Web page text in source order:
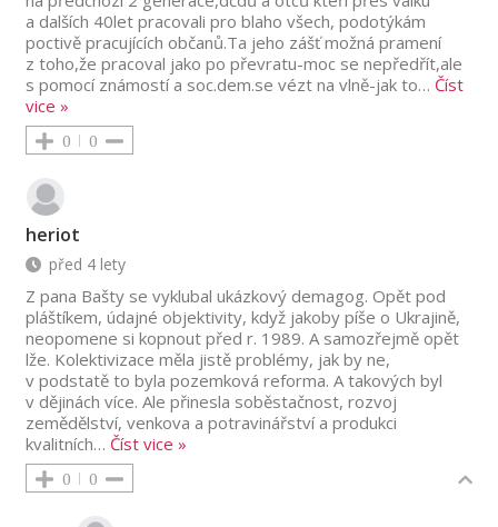
a dalších 40let pracovali pro blaho všech, podotýkám
poctivě pracujících občanů.Ta jeho zášť možná pramení
z toho,že pracoval jako po převratu-moc se nepředřít,ale
s pomocí známostí a soc.dem.se vézt na vlně-jak to… Číst
vice »
0 0
heriot
před 4 lety
Z pana Bašty se vyklubal ukázkový demagog. Opět pod
pláštíkem, údajné objektivity, když jakoby píše o Ukrajině,
neopomene si kopnout před r. 1989. A samozřejmě opět
lže. Kolektivizace měla jistě problémy, jak by ne,
v podstatě to byla pozemková reforma. A takových byl
v dějinách více. Ale přinesla soběstačnost, rozvoj
zemědělství, venkova a potravinářství a produkci
kvalitních… Číst vice »
0 0